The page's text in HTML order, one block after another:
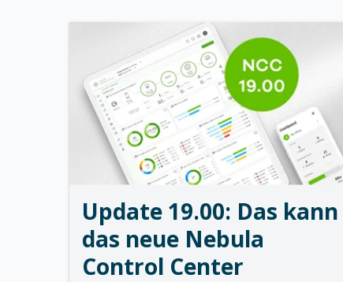
Update 19.00: Das kann
das neue Nebula
Control Center